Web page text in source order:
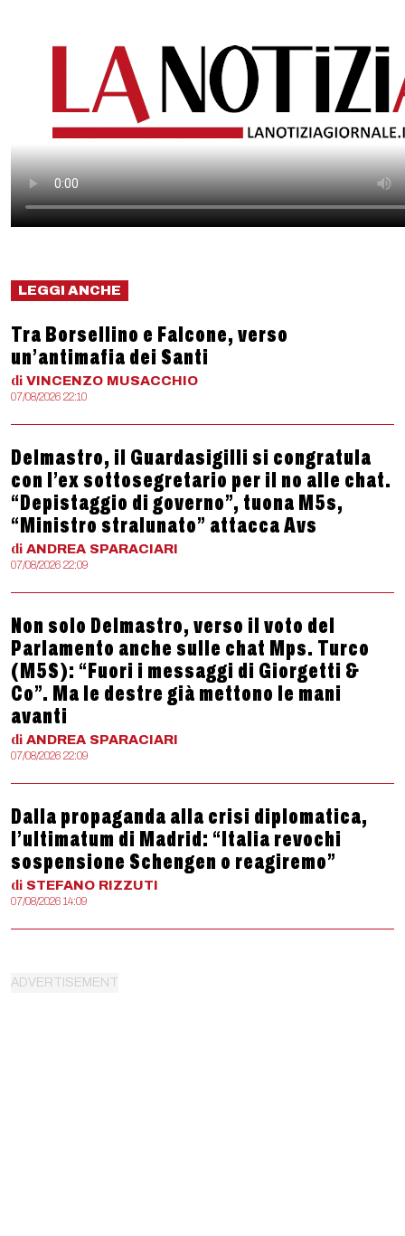
LEGGI ANCHE
Tra Borsellino e Falcone, verso
un’antimafia dei Santi
di VINCENZO MUSACCHIO
07/08/2026 22:10
Delmastro, il Guardasigilli si congratula
con l’ex sottosegretario per il no alle chat.
“Depistaggio di governo”, tuona M5s,
“Ministro stralunato” attacca Avs
di ANDREA SPARACIARI
07/08/2026 22:09
Non solo Delmastro, verso il voto del
Parlamento anche sulle chat Mps. Turco
(M5S): “Fuori i messaggi di Giorgetti &
Co”. Ma le destre già mettono le mani
avanti
di ANDREA SPARACIARI
07/08/2026 22:09
Dalla propaganda alla crisi diplomatica,
l’ultimatum di Madrid: “Italia revochi
sospensione Schengen o reagiremo”
di STEFANO RIZZUTI
07/08/2026 14:09